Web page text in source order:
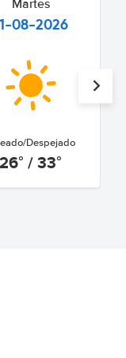
Martes
08-2026
Despejado
26° / 33°